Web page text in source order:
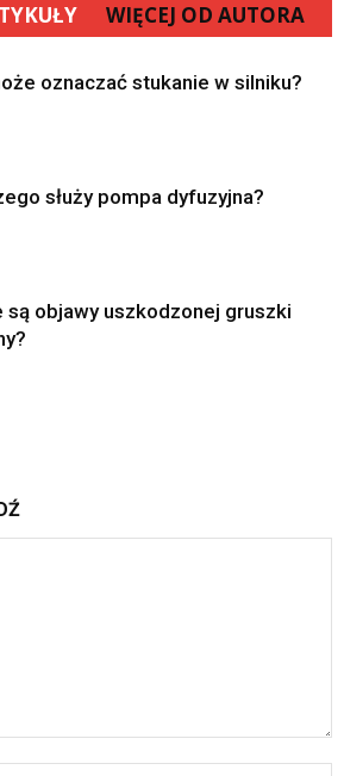
WIĘCEJ OD AUTORA
oznaczać stukanie w silniku?
służy pompa dyfuzyjna?
są objawy uszkodzonej gruszki